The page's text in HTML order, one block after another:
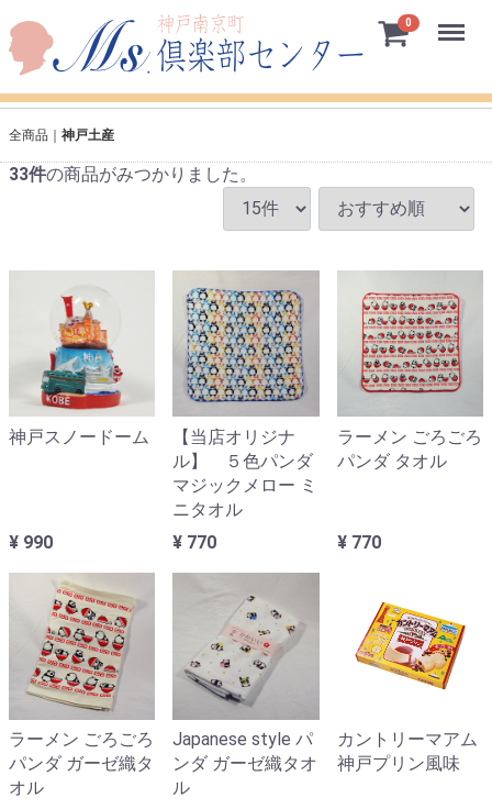
0 Menu
全商品 神戸土産
33件の商品がみつかりました。
神戸スノードーム
¥ 990
【当店オリジナ
ル】 ５色パンダ
マジックメロー ミ
ニタオル
¥ 770
ラーメン ごろごろ
パンダ タオル
¥ 770
ラーメン ごろごろ
パンダ ガーゼ織タ
オル
Japanese style パ
ンダ ガーゼ織タオ
ル
カントリーマアム
神戸プリン風味